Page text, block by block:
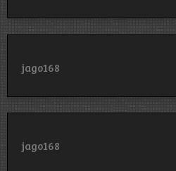
jago168
jago168